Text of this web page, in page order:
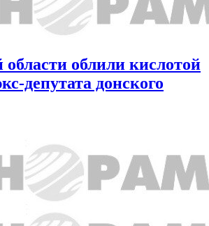
области облили кислотой
депутата донского